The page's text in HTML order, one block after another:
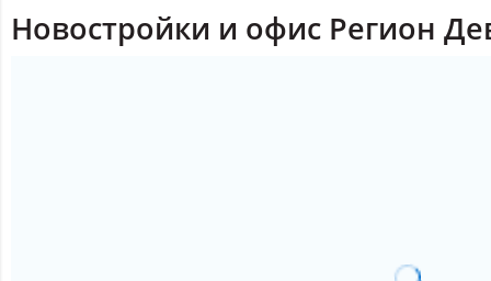
Новостройки и офис Регион